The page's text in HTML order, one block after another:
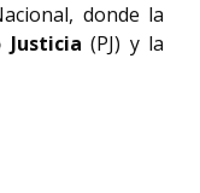
donde la
Justicia (PJ) y la